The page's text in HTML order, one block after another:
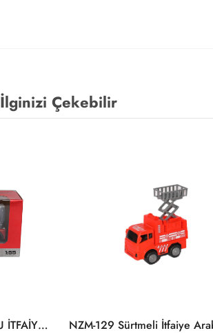
İlginizi Çekebilir
8828 1 55 METAL KUTULU İTFAİYE ARACI